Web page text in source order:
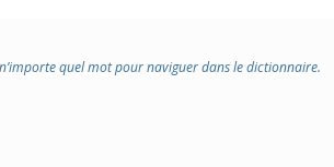
quel mot pour naviguer dans le dictionnaire.